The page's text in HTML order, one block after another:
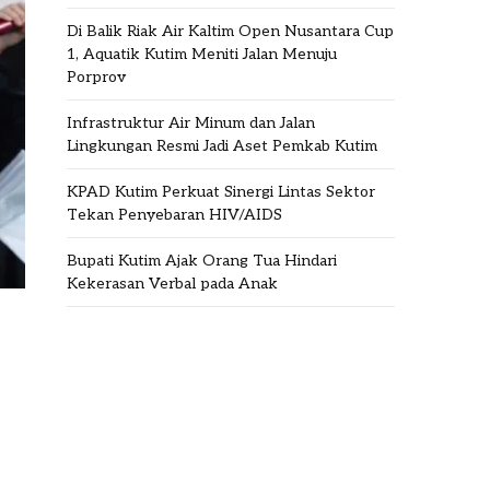
Di Balik Riak Air Kaltim Open Nusantara Cup
1, Aquatik Kutim Meniti Jalan Menuju
Porprov
Infrastruktur Air Minum dan Jalan
Lingkungan Resmi Jadi Aset Pemkab Kutim
KPAD Kutim Perkuat Sinergi Lintas Sektor
Tekan Penyebaran HIV/AIDS
Bupati Kutim Ajak Orang Tua Hindari
Kekerasan Verbal pada Anak